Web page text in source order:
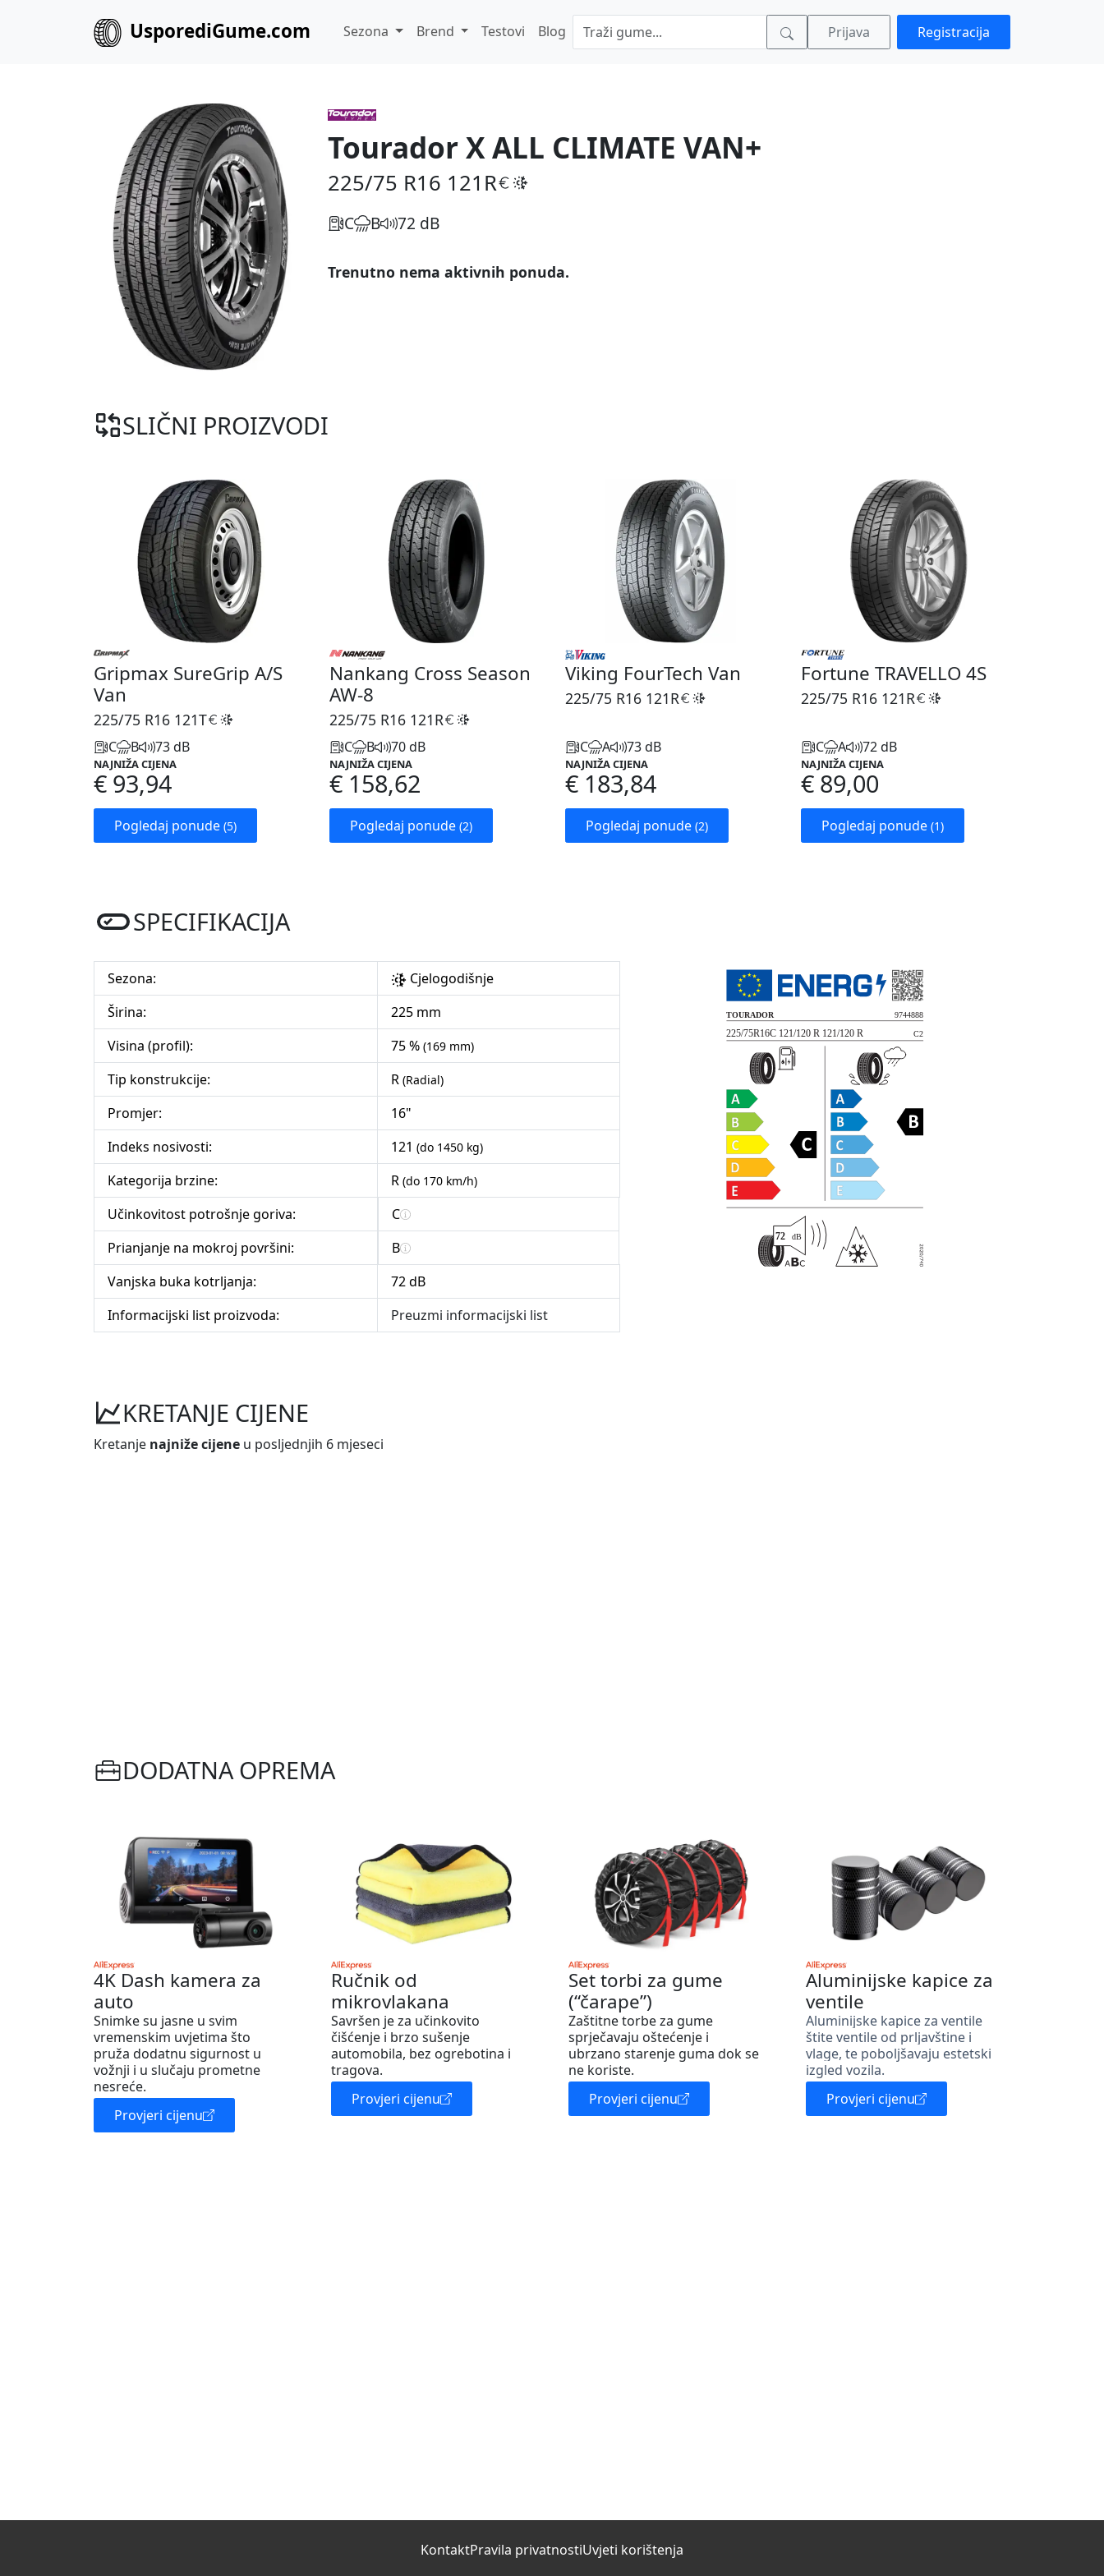
UsporediGume.com Sezona Brend Testovi Blog Prijava Registracija
Tourador X ALL CLIMATE VAN+
225/75 R16 121R
C B 72 dB
Trenutno nema aktivnih ponuda.
SLIČNI PROIZVODI
Gripmax SureGrip A/S
Van
225/75 R16 121T
C B 73 dB
NAJNIŽA CIJENA
€ 93,94
Pogledaj ponude (5)
Nankang Cross Season
AW-8
225/75 R16 121R
C B 70 dB
NAJNIŽA CIJENA
€ 158,62
Pogledaj ponude (2)
Viking FourTech Van
225/75 R16 121R
C A 73 dB
NAJNIŽA CIJENA
€ 183,84
Pogledaj ponude (2)
Fortune TRAVELLO 4S
225/75 R16 121R
C A 72 dB
NAJNIŽA CIJENA
€ 89,00
Pogledaj ponude (1)
SPECIFIKACIJA
Sezona:
Cjelogodišnje
Širina:
225 mm
Visina (profil):
75 % (169 mm)
Tip konstrukcije: R (Radial)
Promjer:
16"
Indeks nosivosti:
121 (do 1450 kg)
Kategorija brzine: R (do 170 km/h)
Učinkovitost potrošnje goriva:
C
Prianjanje na mokroj površini:
B
Vanjska buka kotrljanja:
72 dB
Informacijski list proizvoda:
Preuzmi informacijski list
KRETANJE CIJENE
Kretanje najniže cijene u posljednjih 6 mjeseci
DODATNA OPREMA
4K Dash kamera za
auto
Snimke su jasne u svim
vremenskim uvjetima što
pruža dodatnu sigurnost u
vožnji i u slučaju prometne
nesreće.
Provjeri cijenu
Ručnik od
mikrovlakana
Savršen je za učinkovito
čišćenje i brzo sušenje
automobila, bez ogrebotina i
tragova.
Provjeri cijenu
Set torbi za gume
(“čarape”)
Zaštitne torbe za gume
sprječavaju oštećenje i
ubrzano starenje guma dok se
ne koriste.
Provjeri cijenu
Aluminijske kapice za
ventile
Aluminijske kapice za ventile
štite ventile od prljavštine i
vlage, te poboljšavaju estetski
izgled vozila.
Provjeri cijenu
KontaktPravila privatnostiUvjeti korištenja